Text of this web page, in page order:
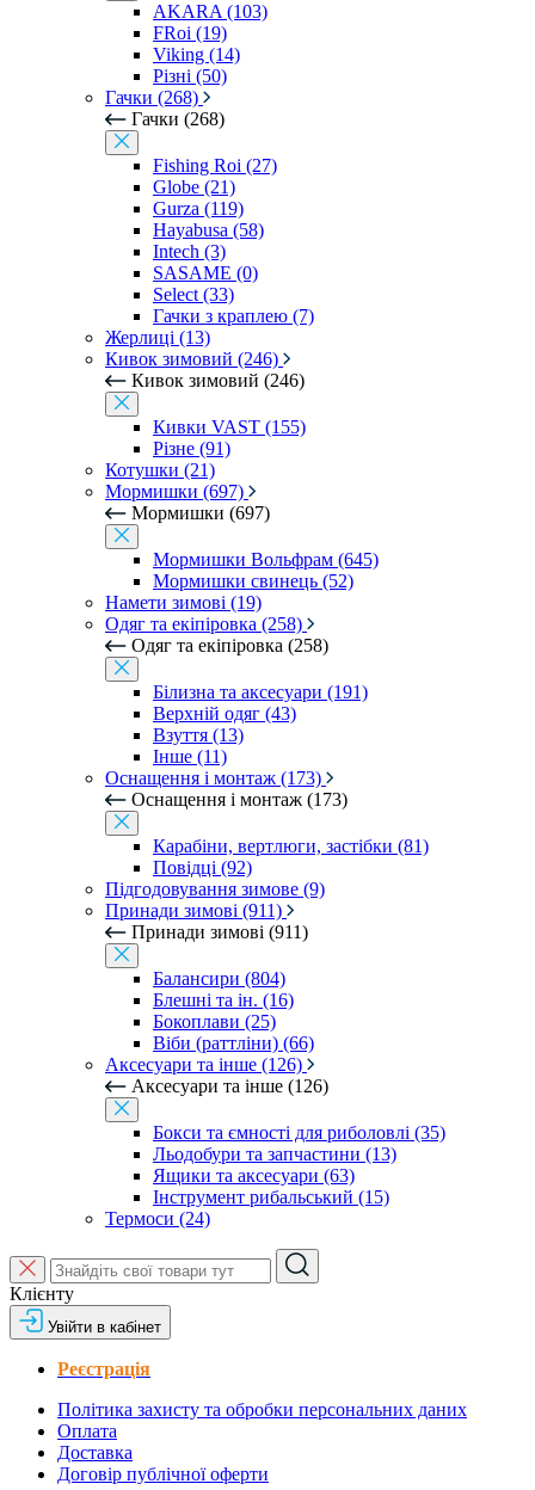
AKARA (103)
FRoi (19)
Viking (14)
Різні (50)
Гачки (268)
Гачки (268)
Fishing Roi (27)
Globe (21)
Gurza (119)
Hayabusa (58)
Intech (3)
SASAME (0)
Select (33)
Гачки з краплею (7)
Жерлиці (13)
Кивок зимовий (246)
Кивок зимовий (246)
Кивки VAST (155)
Різне (91)
Котушки (21)
Мормишки (697)
Мормишки (697)
Мормишки Вольфрам (645)
Мормишки свинець (52)
Намети зимові (19)
Одяг та екіпіровка (258)
Одяг та екіпіровка (258)
Білизна та аксесуари (191)
Верхній одяг (43)
Взуття (13)
Інше (11)
Оснащення і монтаж (173)
Оснащення і монтаж (173)
Карабіни, вертлюги, застібки (81)
Повідці (92)
Підгодовування зимове (9)
Принади зимові (911)
Принади зимові (911)
Балансири (804)
Блешні та ін. (16)
Бокоплави (25)
Віби (раттліни) (66)
Аксесуари та інше (126)
Аксесуари та інше (126)
Бокси та ємності для риболовлі (35)
Льодобури та запчастини (13)
Ящики та аксесуари (63)
Інструмент рибальський (15)
Термоси (24)
Клієнту
Увійти в кабінет
Реєстрація
Політика захисту та обробки персональних даних
Оплата
Доставка
Договір публічної оферти